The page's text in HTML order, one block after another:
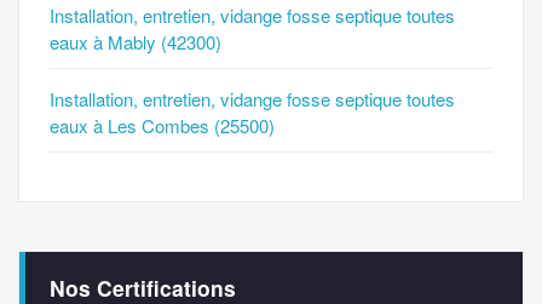
Installation, entretien, vidange fosse septique toutes
eaux à Mably (42300)
Installation, entretien, vidange fosse septique toutes
eaux à Les Combes (25500)
Nos Certifications